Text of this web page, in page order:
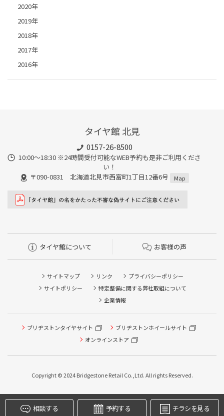
2020年
2019年
2018年
2017年
2016年
タイヤ館 北見
0157-26-8500
10:00～18:30 ※24時間受付可能なWEB予約も是非ご利用くださ
い！
〒090-0831 北海道北見市西富町1丁目12番6号
Map
タイヤ館について お客様の声
サイトマップ リンク
プライバシーポリシー
サイトポリシー
特定整備に関する弊社取組について
企業情報
ブリヂストンタイヤサイト
ブリヂストンホイールサイト
オンラインストア
Copyright © 2024 Bridgestone Retail Co.,Ltd. All rights Reserved.
相談する 予約する チラシを見る
タイヤ点検・安全点検/タイヤ履き替え/オイル交換/その他
ピット作業の予約
本日のタイヤ履き替え順番待ち予約 ※クローク契約会員の